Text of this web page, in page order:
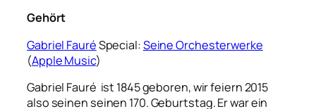
Gehört
Gabriel FauréSpecial:Seine Orchesterwerke
(Apple Music)
Gabriel Fauré ist 1845 geboren, wir feiern 2015
also seinen seinen 170. Geburtstag. Er war ein